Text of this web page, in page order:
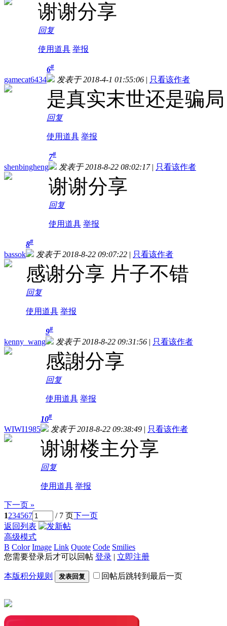
谢谢分享
回复
使用道具 举报
gamecat6434
6#
发表于 2018-4-1 01:55:06 | 只看该作者
是真实末世还是骗
回复
使用道具 举报
shenbingheng
7#
发表于 2018-8-22 08:02:17 | 只看该作者
谢谢分享
回复
使用道具 举报
bassok
8#
发表于 2018-8-22 09:07:22 | 只看该作者
感谢分享 片子不错
回复
使用道具 举报
kenny_wang
9#
发表于 2018-8-22 09:31:56 | 只看该作者
感謝分享
回复
使用道具 举报
WIWI1985
10#
发表于 2018-8-22 09:38:49 | 只看该作者
谢谢楼主分享
回复
使用道具 举报
下一页 »
1234567 / 7 页下一页
返回列表
高级模式
B Color Image Link Quote Code Smilies
您需要登录后才可以回帖 登录 | 立即注册
本版积分规则 发表回复 回帖后跳转到最后一页